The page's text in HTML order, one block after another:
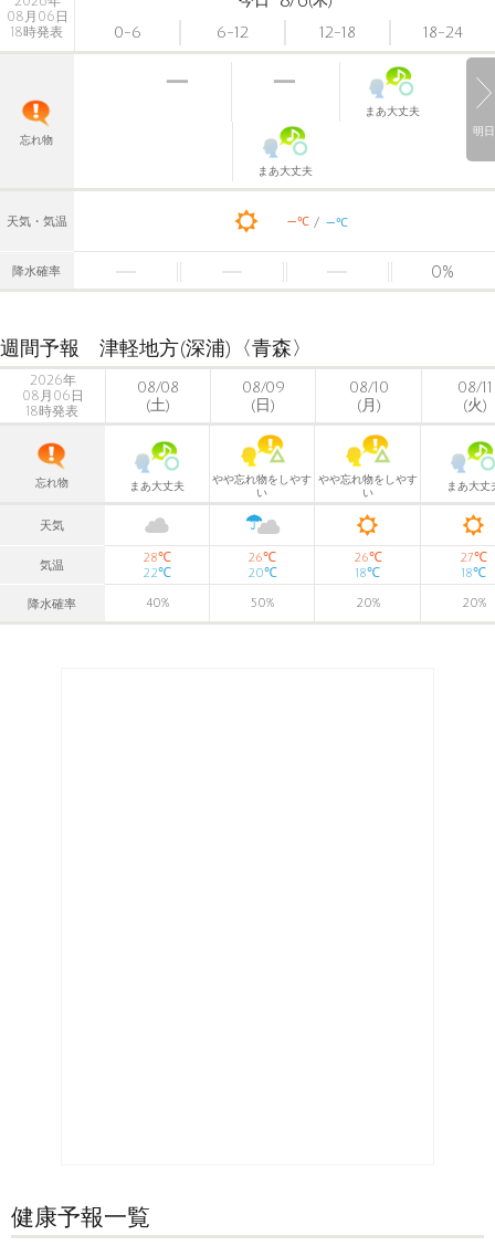
明日
08月06日
18時発表
0-6
6-12 12-18 18-24
忘れ物
まあ大丈夫
まあ大丈夫
天気・気温 -℃ -℃
降水確率 0%
週間予報 津軽地方(深浦)〈青森〉
2026年
08月06日
18時発表
08/08
(土)
08/09
(日)
08/10
(月)
08/11
(火)
忘れ物 まあ大丈夫
やや忘れ物をしやす
い
やや忘れ物をしやす
い
まあ大丈
天気
気温
28℃
22℃
26℃
20℃
26℃
18℃
27℃
18℃
降水確率 40% 50% 20% 20%
健康予報一覧